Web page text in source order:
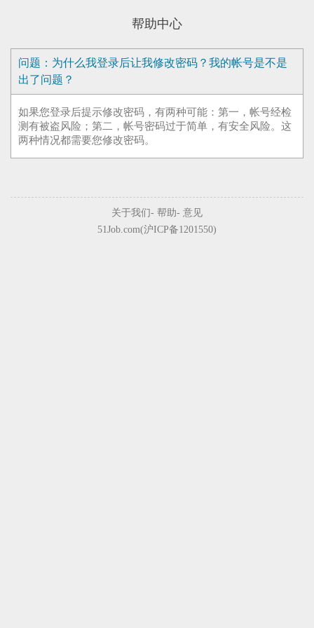
帮助中心
问题：为什么我登录后让我修改密码？我的帐号是不是
出了问题？
如果您登录后提示修改密码，有两种可能：第一，帐号经检
测有被盗风险；第二，帐号密码过于简单，有安全风险。这
两种情况都需要您修改密码。
关于我们- 帮助- 意见
51Job.com(沪ICP备1201550)